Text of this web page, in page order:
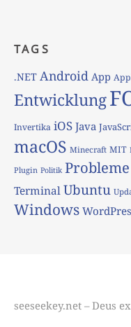
TAGS
.NET Android App
Entwicklung
Invertika iOS Java
macOS Minecraft MIT
Plugin Politik Probleme
TerminalUbuntu
Windows
seeseekey.net – Deus